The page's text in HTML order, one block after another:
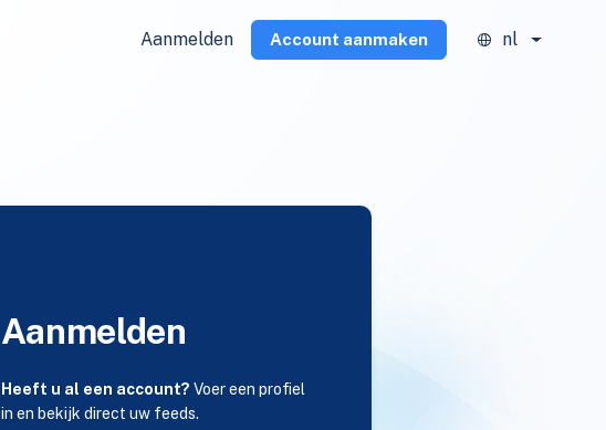
Aanmelden Account aanmaken nl
Aanmelden
Heeft u al een account? Voer een profiel
in en bekijk direct uw feeds.